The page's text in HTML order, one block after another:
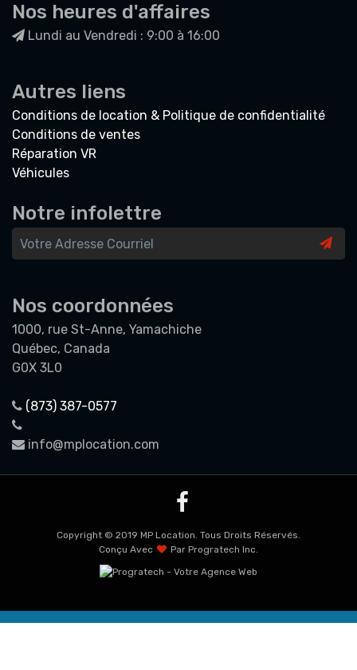
Nos heures d'affaires
Lundi au Vendredi : 9:00 à 16:00
Autres liens
Conditions de location & Politique de confidentialité
Conditions de ventes
Réparation VR
Véhicules
Notre infolettre
Nos coordonnées
1000, rue St-Anne, Yamachiche
Québec, Canada
G0X 3L0
(873) 387-0577
info@mplocation.com
Copyright © 2019 MP Location. Tous Droits Réservés.
Conçu Avec
Par Progratech Inc.